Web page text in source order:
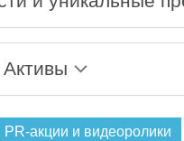
акции и видеоролики